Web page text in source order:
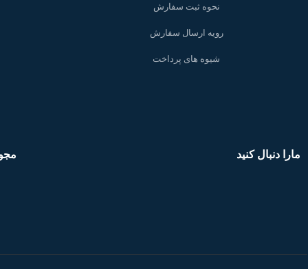
نحوه ثبت سفارش
رویه ارسال سفارش
شیوه های پرداخت
مارا دنبال کنید